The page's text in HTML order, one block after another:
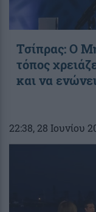
Τσίπρας: Ο
τόπος
και να
22:38, 28 Ιουνίου